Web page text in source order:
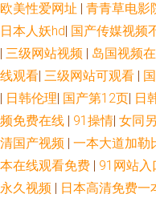
欧美性爱网址 | 青青草电影
日本人妖hd| 国产传媒视频
| 三级网站视频 | 岛国视频
线观看| 三级网站可观看 |
| 日韩伦理| 国产第12页| 日
频免费在线 | 91操情| 女同
清国产视频 | 一本大道加勒
本在线观看免费 | 91网站入
永久视频 | 日本高清免费一